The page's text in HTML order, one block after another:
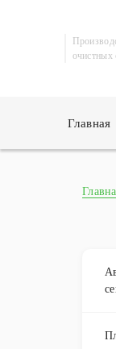
очистных
Главная